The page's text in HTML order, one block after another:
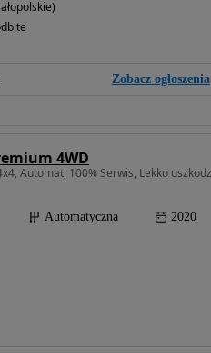
Zobacz ogłoszenia
4WD
Automatyczna 2020